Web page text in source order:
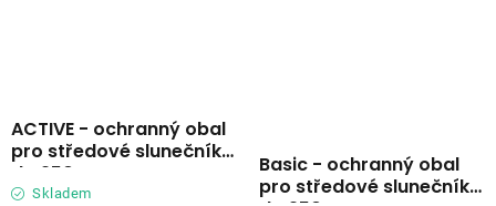
ACTIVE - ochranný obal
pro středové slunečníky
do 250 cm
Skladem
Basic - ochranný obal
pro středové slunečníky